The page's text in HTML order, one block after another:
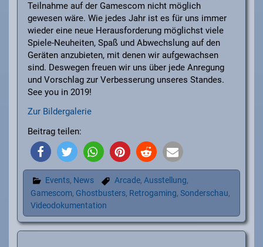
Teilnahme auf der Gamescom nicht möglich
gewesen wäre. Wie jedes Jahr ist es für uns immer
wieder eine neue Herausforderung möglichst viele
Spiele-Neuheiten, Spaß und Abwechslung auf den
Geräten anzubieten, mit denen wir aufgewachsen
sind. Deswegen freuen wir uns über jede Anregung
und Vorschlag zur Verbesserung unseres Standes.
See you in 2019!
Zur Bildergalerie
Beitrag teilen:
Events, News Arcade, Ausstellung,
Gamescom, Ghostbusters, Retrogaming, Sonderschau,
Videodokumentation